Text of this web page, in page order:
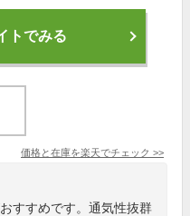
トでみる
価格と在庫を楽天でチェック >>
すすめです。通気性抜群